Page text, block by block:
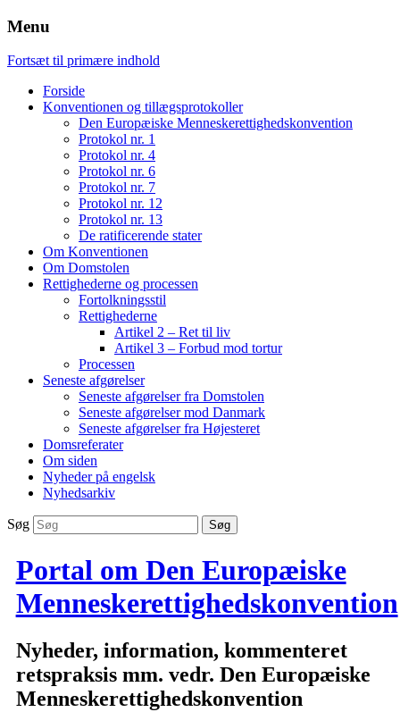
Menu
Fortsæt til primære indhold
Forside
Konventionen og tillægsprotokoller
Den Europæiske Menneskerettighedskonvention
Protokol nr. 1
Protokol nr. 4
Protokol nr. 6
Protokol nr. 7
Protokol nr. 12
Protokol nr. 13
De ratificerende stater
Om Konventionen
Om Domstolen
Rettighederne og processen
Fortolkningsstil
Rettighederne
Artikel 2 – Ret til liv
Artikel 3 – Forbud mod tortur
Processen
Seneste afgørelser
Seneste afgørelser fra Domstolen
Seneste afgørelser mod Danmark
Seneste afgørelser fra Højesteret
Domsreferater
Om siden
Nyheder på engelsk
Nyhedsarkiv
Søg
Portal om Den Europæiske
Menneskerettighedskonvention
Nyheder, information, kommenteret
retspraksis mm. vedr. Den Europæiske
Menneskerettighedskonvention